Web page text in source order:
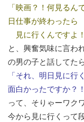
「映画？！何見るん
日仕事が終わったら
見に行くんですよ！
と、興奮気味に言わ
の男の子と話してたら
「それ、明日見に行
面白かったですか？！
って、そりゃーワク
今から見に行くって